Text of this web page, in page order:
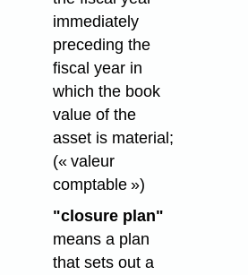
immediately
preceding the
fiscal year in
which the book
value of the
asset is material;
(« valeur
comptable »)
"closure plan"
means a plan
that sets out a